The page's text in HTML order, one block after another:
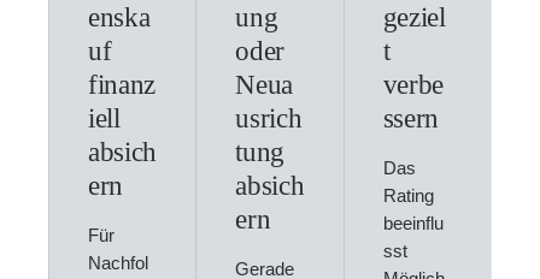
enska
uf
finanz
iell
absich
ern
Für
Nachfol
ung
oder
Neua
usrich
tung
absich
ern
Gerade
geziel
t
verbe
ssern
Das
Rating
beeinflu
sst